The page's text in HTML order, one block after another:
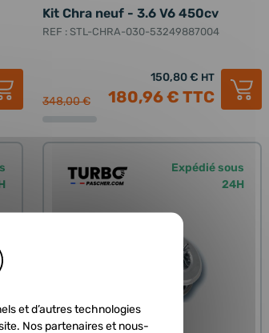
Kit Chra neuf - 3.6 V6 450cv
REF : STL-CHRA-030-53249887004
348,00 €
150,80 € HT
180,96 € TTC
Expédié sous
24H
et d’autres technologies
Nos partenaires et nous-